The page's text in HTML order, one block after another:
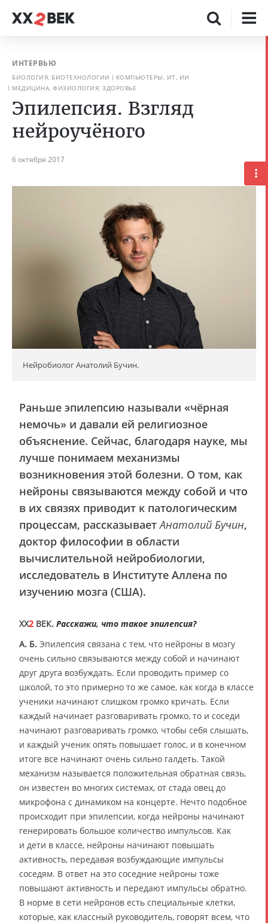
ИНТЕРВЬЮ
БИОЛОГИЯ, БИОТЕХНОЛОГИИ
КОМПЬЮТЕРЫ, ИТ, ИИ
МЕДИЦИНА, ФИЗИОЛОГИЯ, ЗДОРОВЬЕ
Эпилепсия. Взгляд
нейроучёного
6 октября 2017
Нейробиолог Анатолий Бучин.
Раньше эпилепсию называли «чёрная
немочь» и давали ей религиозное
объяснение. Сейчас, благодаря науке, мы
лучше понимаем механизмы
возникновения этой болезни. О том, как
нейроны связываются между собой и что
в их связях приводит к патологическим
процессам, рассказываетАнатолий Бучин,
доктор философии в области
вычислительной нейробиологии,
исследователь в Институте Аллена по
изучению мозга (США).
XX2 ВЕК. Расскажи, что такое эпилепсия?
А. Б. Эпилепсия связана с тем, что нейроны в мозгу
очень сильно связываются между собой и начинают
друг друга возбуждать. Если проводить пример со
школой, то это примерно то же самое, как когда в классе
ученики начинают слишком громко кричать. Если
каждый начинает разговаривать громко, то и соседи
начинают разговаривать громко, чтобы себя слышать,
и каждый ученик опять повышает голос, и в конечном
итоге все начинают очень сильно галдеть. Такой
механизм называется положительная обратная связь,
он известен во многих системах, от стада овец до
микрофона с динамиком на концерте. Нечто подобное
происходит при эпилепсии, когда нейроны начинают
генерировать большое количество импульсов. Как
и дети в классе, нейроны начинают повышать
активность, передавая возбуждающие импульсы
соседям. В ответ на это соседние нейроны тоже
повышают активность и передают импульсы обратно.
В норме в сети нейронов есть специальные клетки,
которые, как классный руководитель, говорят всем, что